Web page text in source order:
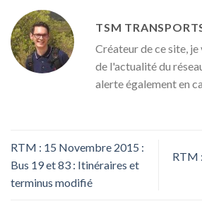
TSM
Créateur de ce site,
de l'actualité du
alerte également en
RTM : 15 Novembre 2015 :
Bus 19 et 83 : Itinéraires et
terminus modifié
RTM